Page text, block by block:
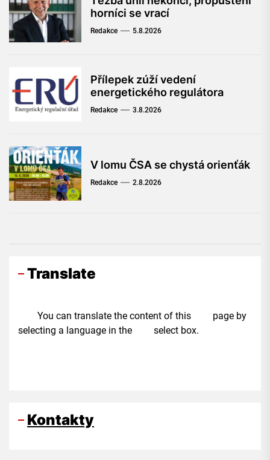
horníci se vrací
Redakce 5.8.2026
Přílepek zúží vedení
energetického regulátora
Redakce 3.8.2026
V lomu ČSA se chystá orienťák
Redakce 2.8.2026
Translate
You can translate the content of this page by
selecting a language in the select box.
Kontakty